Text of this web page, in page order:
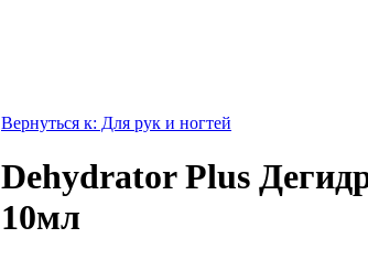
Вернуться к: Для рук и ногтей
Dehydrator Plus
10мл